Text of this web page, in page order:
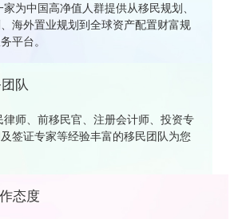
为中国高净值人群提供从移民规划、
海外置业规划到全球资产配置财富规
平台。
队
律师、前移民官、注册会计师、投资专
签证专家等经验丰富的移民团队为您
态度